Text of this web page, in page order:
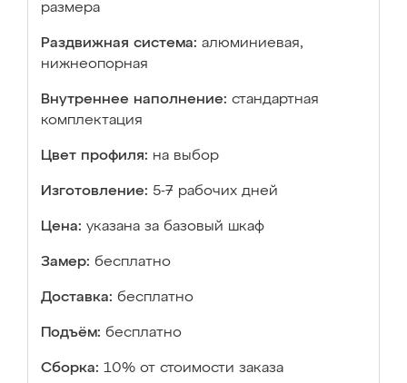
размера
Раздвижная система: алюминиевая,
нижнеопорная
Внутреннее наполнение: стандартная
комплектация
Цвет профиля: на выбор
Изготовление: 5-7 рабочих дней
Цена: указана за базовый шкаф
Замер: бесплатно
Доставка: бесплатно
Подъём: бесплатно
Сборка: 10% от стоимости заказа